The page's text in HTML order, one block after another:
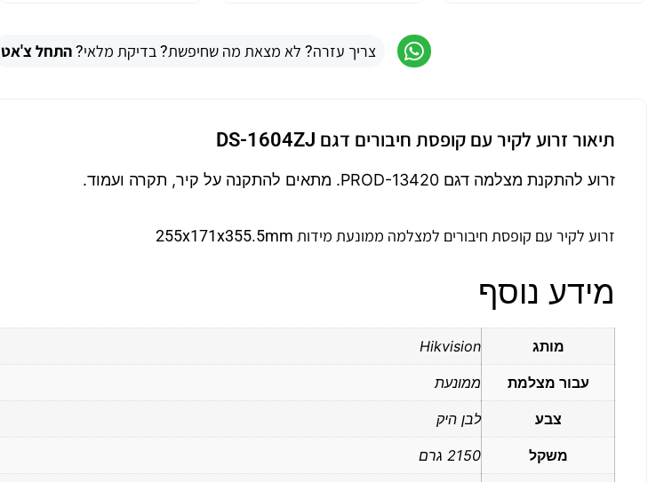
צריך עזרה? לא מצאת מה שחיפשת? בדיקת מלאי?התחל צ'אט
תיאור זרוע לקיר עם קופסת חיבורים דגם DS-1604ZJ
זרוע להתקנת מצלמה דגם PROD-13420. מתאים להתקנה על קיר, תקרה ועמוד.
זרוע לקיר עם קופסת חיבורים למצלמה ממונעת מידות 255x171x355.5mm
מידע נוסף
מותג Hikvision
עבור מצלמת ממונעת
צבע לבן היק
משקל 2150 גרם